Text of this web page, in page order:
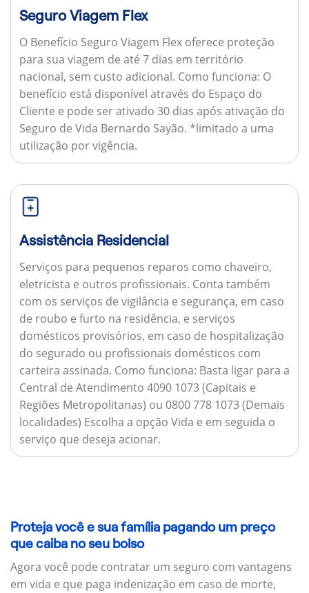
Seguro Viagem Flex
O Benefício Seguro Viagem Flex oferece proteção
para sua viagem de até 7 dias em território
nacional, sem custo adicional. Como funciona: O
benefício está disponível através do Espaço do
Cliente e pode ser ativado 30 dias após ativação do
Seguro de Vida Bernardo Sayão. *limitado a uma
utilização por vigência.
Assistência Residencial
Serviços para pequenos reparos como chaveiro,
eletricista e outros profissionais. Conta também
com os serviços de vigilância e segurança, em caso
de roubo e furto na residência, e serviços
domésticos provisórios, em caso de hospitalização
do segurado ou profissionais domésticos com
carteira assinada. Como funciona: Basta ligar para a
Central de Atendimento 4090 1073 (Capitais e
Regiões Metropolitanas) ou 0800 778 1073 (Demais
localidades) Escolha a opção Vida e em seguida o
serviço que deseja acionar.
Proteja você e sua família pagando um preço
que caiba no seu bolso
Agora você pode contratar um seguro com vantagens
em vida e que paga indenização em caso de morte,